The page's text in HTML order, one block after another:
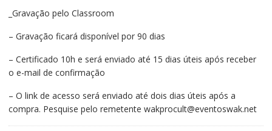
_Gravação pelo Classroom
– Gravação ficará disponível por 90 dias
– Certificado 10h e será enviado até 15 dias úteis após receber
o e-mail de confirmação
– O link de acesso será enviado até dois dias úteis após a
compra. Pesquise pelo remetente wakprocult@eventoswak.net